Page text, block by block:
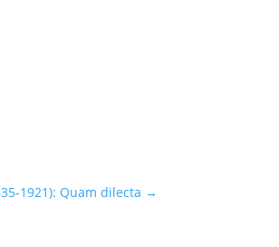
1921): Quam dilecta →